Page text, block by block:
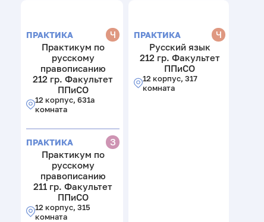
ПРАКТИКА
Ч
Практикум по
русскому
правописанию
212 гр. Факультет
ППиСО
12 корпус, 631а
комната
ПРАКТИКА
З
Практикум по
русскому
правописанию
211 гр. Факультет
ППиСО
12 корпус, 315
комната
ПРАКТИКА
Ч
Русский язык
212 гр. Факультет
ППиСО
12 корпус, 317
комната